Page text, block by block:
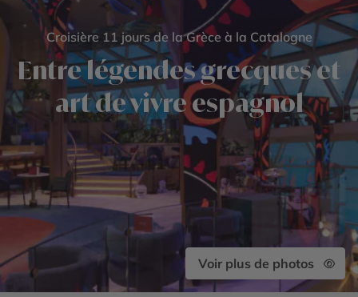
Croisière 11 jours de la Grèce à la Catalogne
Entre légendes grecques et
art de vivre espagnol
Voir plus de photos